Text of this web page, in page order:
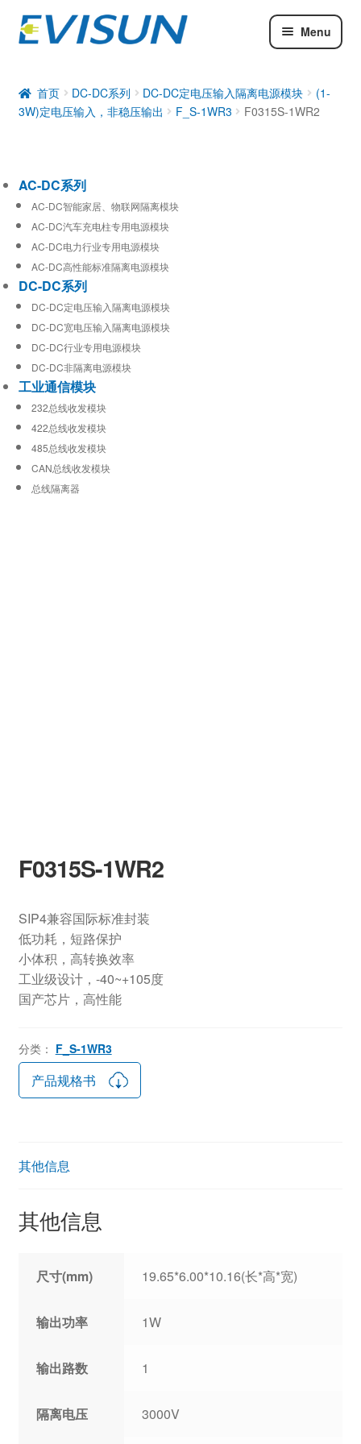
Menu
DC-DC系列
工业通信模块
首页 DC-DC系列 DC-DC定电压输入隔离电源模块
(1-
3W)定电压输入，非稳压输出
F_S-1WR3 F0315S-1WR2
F0315S-1WR2
SIP4兼容国际标准封装
低功耗，短路保护
小体积，高转换效率
工业级设计，-40~+105度
国产芯片，高性能
分类： F_S-1WR3
产品规格书
其他信息
其他信息
尺寸(mm) 19.65*6.00*10.16(长*高*宽)
输出功率 1W
输出路数 1
隔离电压 3000V
AC-DC系列
AC-DC智能家居、物联网隔离模块
AC-DC汽车充电柱专用电源模块
AC-DC电力行业专用电源模块
AC-DC高性能标准隔离电源模块
DC-DC系列
DC-DC定电压输入隔离电源模块
DC-DC宽电压输入隔离电源模块
DC-DC行业专用电源模块
DC-DC非隔离电源模块
工业通信模块
232总线收发模块
422总线收发模块
485总线收发模块
CAN总线收发模块
总线隔离器